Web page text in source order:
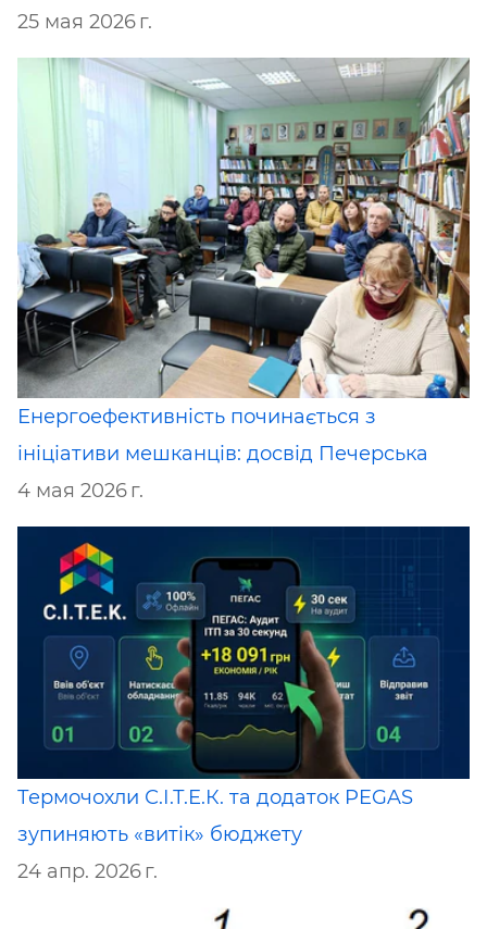
25 мая 2026 г.
Енергоефективність починається з
ініціативи мешканців: досвід Печерська
4 мая 2026 г.
Термочохли С.І.Т.Е.К. та додаток PEGAS
зупиняють «витік» бюджету
24 апр. 2026 г.